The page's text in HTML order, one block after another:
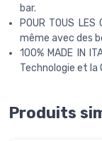
bar.
POUR TOUS
même avec des
100% MADE IN
Technologie et
Produits